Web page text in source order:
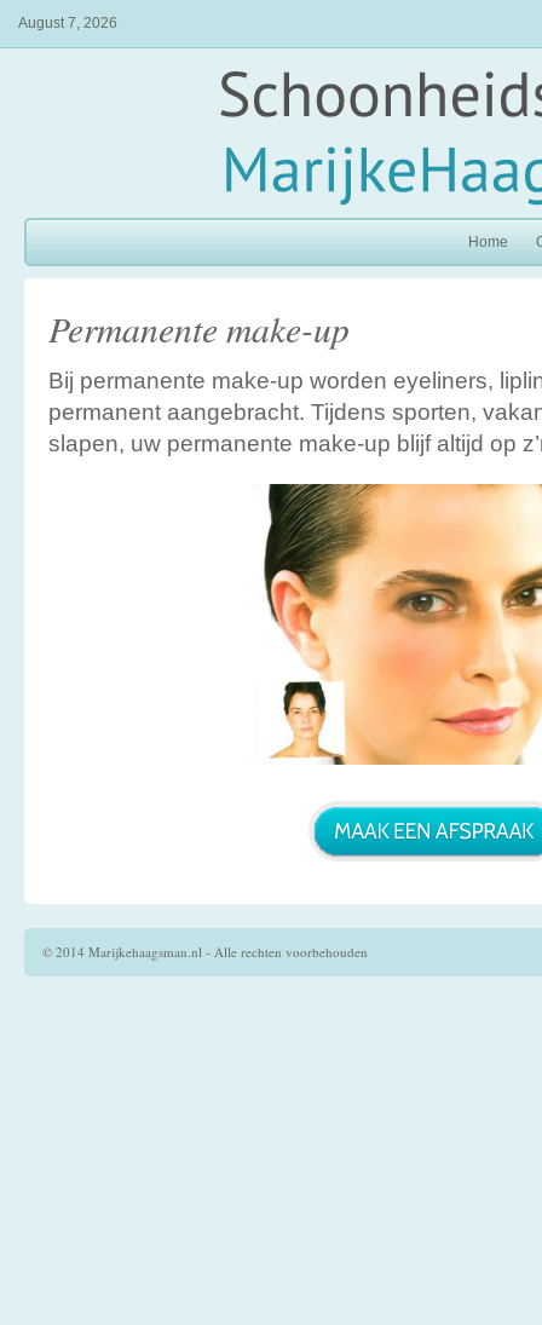
August 7, 2026
Home
Permanente make-up
Bij permanente make-up worden eyeliners,
permanent aangebracht. Tijdens sporten,
slapen, uw permanente make-up blijf altijd op
© 2014 Marijkehaagsman.nl - Alle rechten voorbehouden